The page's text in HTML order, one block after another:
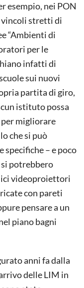
esempio, nei PON
vincoli stretti di
“Ambienti di
per le
infatti di
sui nuovi
partita di giro,
istituto possa
per migliorare
che si può
specifiche – e poco
si potrebbero
videoproiettori
con pareti
pensare a un
piano bagni
anni fa dalla
delle LIM in